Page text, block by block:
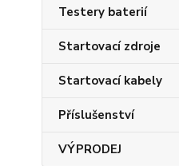
Testery baterií
Startovací zdroje
Startovací kabely
Příslušenství
VÝPRODEJ